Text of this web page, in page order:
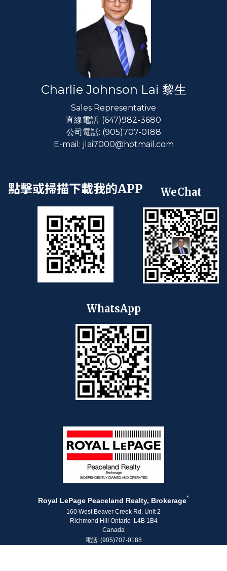
Charlie Johnson Lai 黎生
Sales Representative
直線電話: (647)982-3680
公司電話: (905)707-0188
E-mail: jlai7000@hotmail.com
點擊或掃描下載我的APP WeChat
WhatsApp
Royal LePage Peaceland Realty, Brokerage*
160 West Beaver Creek Rd. Unit 2
Richmond Hill Ontario L4B 1B4
Canada
電話: (905)707-0188